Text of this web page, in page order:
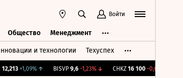
Войти
Общество Менеджмент
и технологии Техуспех
+1,09%↑ BISVP 9,6 -1,23%↓ CHKZ 16 100 -0,62%